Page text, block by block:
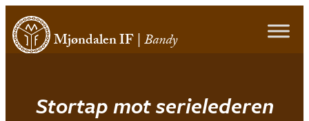
Mjøndalen IF|Bandy
Stortap mot serielederen